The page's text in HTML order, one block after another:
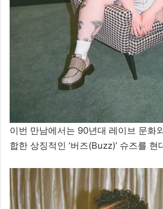
이번 만남에서는 90년대 레이브 문화
합한 상징적인 ‘버즈(Buzz)’ 슈즈를